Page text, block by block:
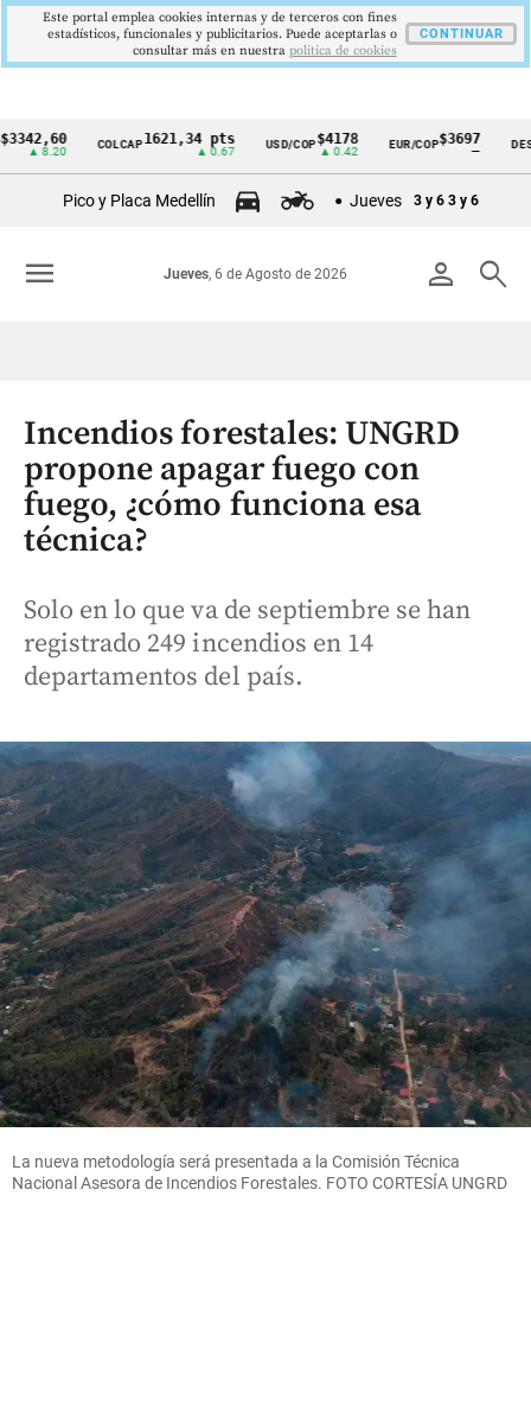
Cintillo
Colombia
COLCAP1621,34 pts USD/COP$4178
▲ 0.42
EUR/COP$3697
—
Pico y Placa Medellín Jueves 3 y 6 3 y 6
person search
Jueves, 6 de Agosto de 2026
menu
Incendios forestales: UNGRD
propone apagar fuego con
fuego, ¿cómo funciona esa
técnica?
Solo en lo que va de septiembre se han
registrado 249 incendios en 14
departamentos del país.
La nueva metodología será presentada a la Comisión Técnica
Nacional Asesora de Incendios Forestales. FOTO CORTESÍA UNGRD
Este portal emplea cookies internas y de terceros con fines
estadísticos, funcionales y publicitarios. Puede aceptarlas o
consultar más en nuestra politica de cookies
CONTINUAR